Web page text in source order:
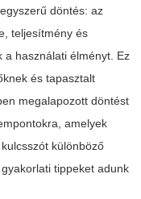
döntés: az
teljesítmény és
a használati élményt. Ez
és tapasztalt
megalapozott döntést
amelyek
kulcsszót különböző
tippeket adunk